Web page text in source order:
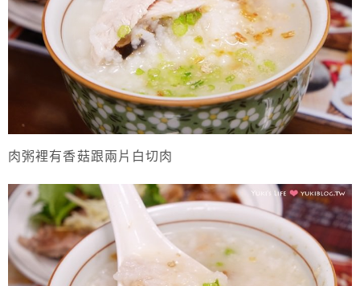
肉粥裡有香菇跟兩片白切肉